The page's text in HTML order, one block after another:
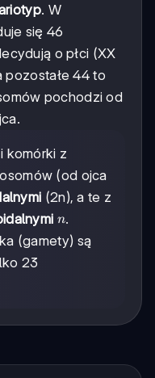
. W
się 46
o płci (XX
pozostałe 44 to
pochodzi od
komórki z
(od ojca
(2n), a te z
n
n.
(gamety) są
23